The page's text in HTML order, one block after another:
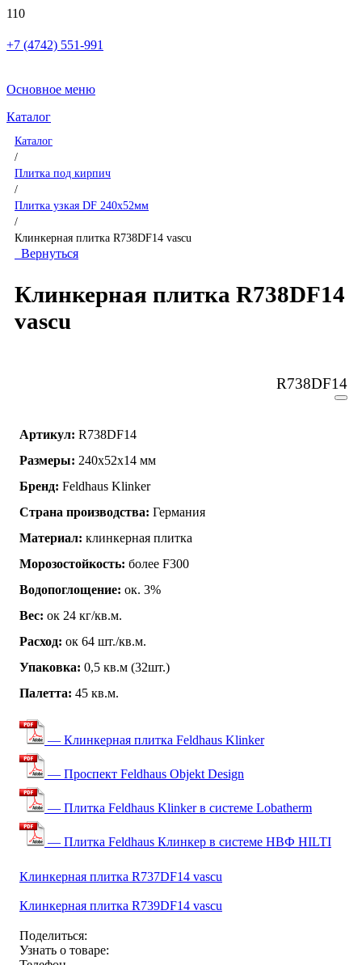
+7 (4742) 551-991
Основное меню
Каталог
Каталог
/
Плитка под кирпич
/
Плитка узкая DF 240x52мм
/
Клинкерная плитка R738DF14 vascu
Вернуться
Клинкерная плитка R738DF14
vascu
R738DF14
Артикул: R738DF14
Размеры: 240x52x14 мм
Бренд: Feldhaus Klinker
Страна производства: Германия
Материал: клинкерная плитка
Морозостойкость: более F300
Водопоглощение: ок. 3%
Вес: ок 24 кг/кв.м.
Расход: ок 64 шт./кв.м.
Упаковка: 0,5 кв.м (32шт.)
Палетта: 45 кв.м.
— Клинкерная плитка Feldhaus Klinker
— Проспект Feldhaus Objekt Design
— Плитка Feldhaus Klinker в системе Lobatherm
— Плитка Feldhaus Клинкер в системе НВФ HILTI
Клинкерная плитка R737DF14 vascu
Клинкерная плитка R739DF14 vascu
Поделиться:
Узнать о товаре: